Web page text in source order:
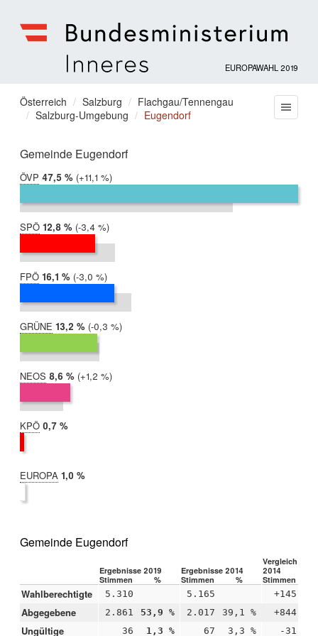
für
Inneres
EUROPAWAHL 2019
Sie
befinden
hier:
Österreich Salzburg
Flachgau/Tennengau
Salzburg-Umgebung
Eugendorf
Gemeinde Eugendorf
ÖVP 2019:
47,5 %
2014:
36,4 %
Differenz:
+11,1 %
SPÖ 2019:
12,8 %
2014:
16,2 %
Differenz:
-3,4 %
FPÖ 2019:
16,1 %
2014:
19,1 %
Differenz:
-3,0 %
GRÜNE 2019:
13,2 %
2014:
13,5 %
Differenz:
-0,3 %
NEOS 2019:
8,6 %
2014:
7,4 %
Differenz:
+1,2 %
KPÖ 2019:
0,7 %
EUROPA 2019:
1,0 %
Gemeinde Eugendorf
Ergebnisse 2019 Ergebnisse 2014
Vergleich
2014
Stimmen
% Stimmen % Stimmen
Wahlberechtigte 5.310 5.165 +145
Abgegebene 2.861 53,9 % 2.017 39,1 % +844
Ungültige 36 1,3 % 67 3,3 % -31